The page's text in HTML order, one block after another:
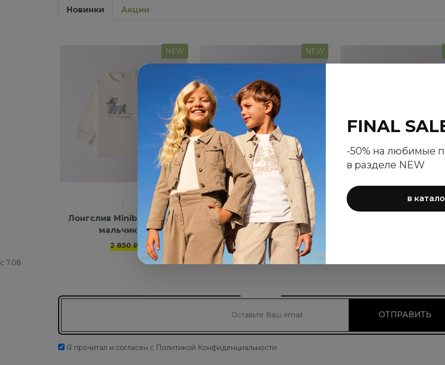
Новинки Акции
NEW
Лонгслив Minibanda для
мальчиков
2 850 ₽
NEW
Лонгслив iDO для
мальчиков
3 730 ₽
с 7.08
Я прочитал и согласен с Политикой Конфиденциальности
FINAL
-50% на любимые
в разделе NEW
в